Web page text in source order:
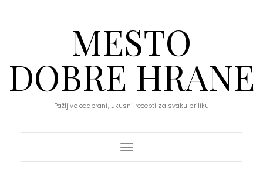
MESTO
DOBRE HRANE
Pažljivo odabrani, ukusni recepti za svaku priliku
Toggle Navigation